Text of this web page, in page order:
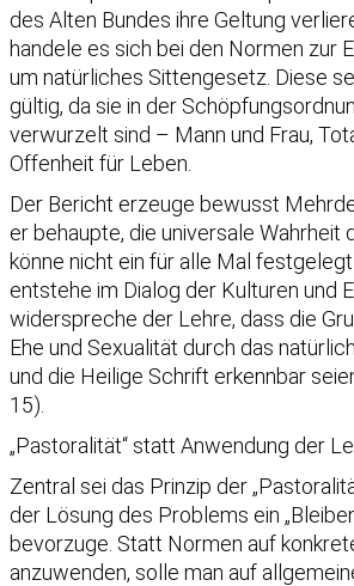
des Alten Bundes ihre Geltung
handele es sich bei den Normen zur
um natürliches Sittengesetz. Diese
gültig, da sie in der
verwurzelt sind – Mann und Frau,
Offenheit für Leben.
Der Bericht erzeuge bewusst
er behaupte, die universale Wahrheit
könne nicht ein für alle Mal
entstehe im Dialog der Kulturen und
widerspreche der Lehre, dass die
Ehe und Sexualität durch das
und die Heilige Schrift erkennbar
15).
„Pastoralität“ statt Anwendung der
Zentral sei das Prinzip der
der Lösung des Problems ein
bevorzuge. Statt Normen auf
anzuwenden, solle man auf